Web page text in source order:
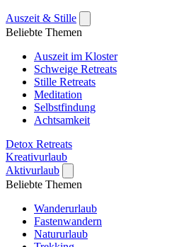
Auszeit & Stille
Beliebte Themen
Auszeit im Kloster
Schweige Retreats
Stille Retreats
Meditation
Selbstfindung
Achtsamkeit
Detox Retreats
Kreativurlaub
Aktivurlaub
Beliebte Themen
Wanderurlaub
Fastenwandern
Natururlaub